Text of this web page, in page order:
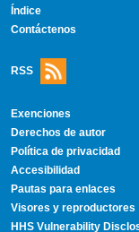
Índice
Contáctenos
RSS
Exenciones
Derechos de autor
Política de privacidad
Accesibilidad
Pautas para enlaces
Visores y reproductores
HHS Vulnerability